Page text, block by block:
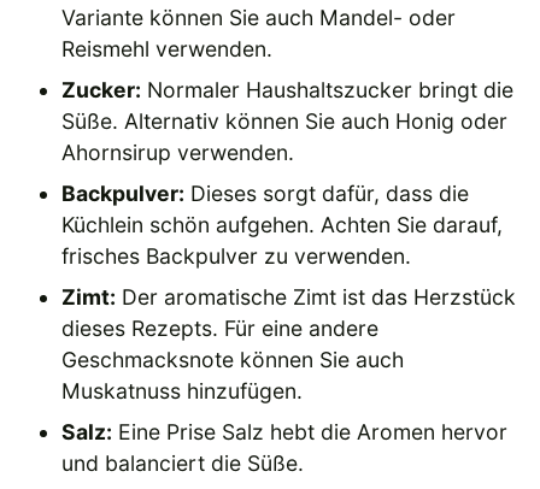
Variante können Sie auch Mandel- oder
Reismehl verwenden.
Zucker: Normaler Haushaltszucker bringt die
Süße. Alternativ können Sie auch Honig oder
Ahornsirup verwenden.
Backpulver: Dieses sorgt dafür, dass die
Küchlein schön aufgehen. Achten Sie darauf,
frisches Backpulver zu verwenden.
Zimt: Der aromatische Zimt ist das Herzstück
dieses Rezepts. Für eine andere
Geschmacksnote können Sie auch
Muskatnuss hinzufügen.
Salz: Eine Prise Salz hebt die Aromen hervor
und balanciert die Süße.